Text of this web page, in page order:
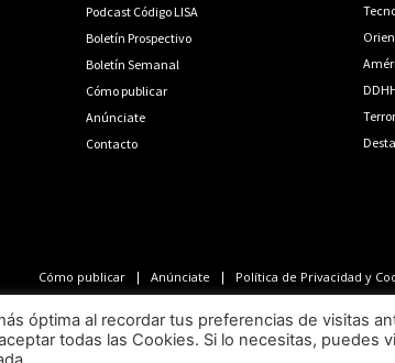
Podcast Código LISA
Boletín Prospectivo
Boletín Semanal
Cómo publicar
Anúnciate
Contacto
Cómo publicar Anúnciate Política de Privacidad y
LISA News©. Creative Commons BY-
óptima al recordar tus preferencias de visitas
todas las Cookies. Si lo necesitas, puedes